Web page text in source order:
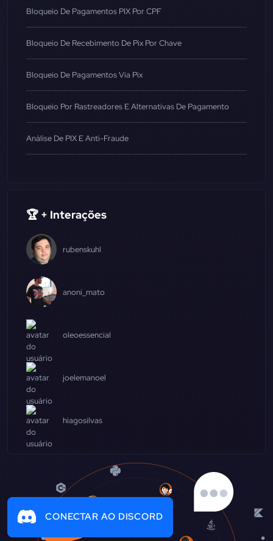
Bloqueio De Pagamentos PIX Por CPF
Bloqueio De Recebimento De Pix Por Chave
Bloqueio De Pagamentos Via Pix
Bloqueio Por Rastreadores E Alternativas De Pagamento
Análise De PIX E Anti-Fraude
🏆 + Interações
rubenskuhl
anoni_mato
oleoessencial
joelemanoel
hiagosilvas
CONECTAR AO DISCORD